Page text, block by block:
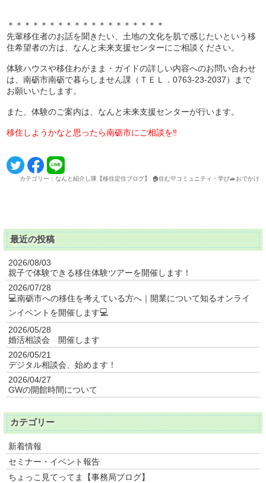
＊＊＊＊＊＊＊＊＊＊＊＊＊＊＊＊＊＊＊
先輩移住者のお話を聞きたい、土地の文化を肌で感じたいという移
住希望者の方は、なんと未来支援センターにご相談ください。
体験ハウスや移住わがまま・ガイドの詳しい内容へのお問い合わせ
は、南砺市南砺で暮らしません課（ＴＥＬ．0763-23-2037）まで
お願いいたします。
また、体験のご案内は、なんと未来支援センターが行います。
移住しようかなと思ったら南砺市にご相談を‼
カテゴリー：なんと紹介し隊【移住定住ブログ】 🏠住む💛コミュニティ・学び🚙おでかけ
最近の投稿
2026/08/03
親子で体験できる移住体験ツアーを開催します！
2026/07/28
💻南砺市への移住を考えている方へ｜開業について知るオンライ
ンイベントを開催します💻
2026/05/28
婚活相談会 開催します
2026/05/21
デジタル相談会、始めます！
2026/04/27
GWの開館時間について
カテゴリー
新着情報
セミナー・イベント報告
ちょっこ見てってま【事務局ブログ】